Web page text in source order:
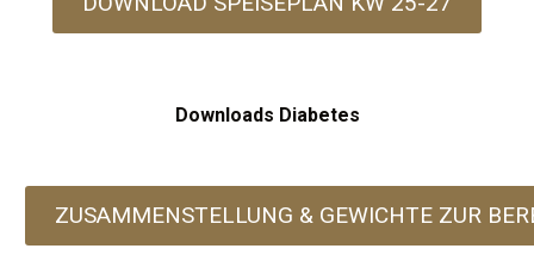
Downloads Diabetes
ZUSAMMENSTELLUNG & GEWICHTE ZUR